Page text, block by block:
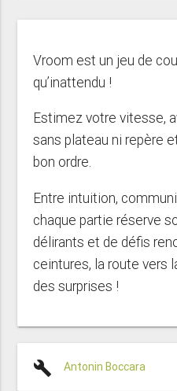
Vroom est un jeu de
qu’inattendu !
Estimez votre vitesse,
sans plateau ni repère
bon ordre.
Entre intuition,
chaque partie réserve
délirants et de défis
ceintures, la route vers
des surprises !
build Antonin Boccara